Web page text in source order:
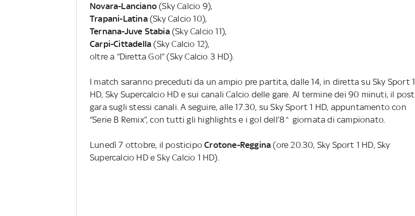
Novara-Lanciano(Sky Calcio 9),
Trapani-Latina(Sky Calcio 10),
Ternana-Juve Stabia(Sky Calcio 11),
Carpi-Cittadella (Sky Calcio 12),
oltre a “Diretta Gol” (Sky Calcio 3 HD).
I match saranno preceduti da un ampio pre partita, dalle 14, in diretta su Sky Sport 1
HD, Sky Supercalcio HD e sui canali Calcio delle gare. Al termine dei 90 minuti, il post
gara sugli stessi canali. A seguire, alle 17.30, su Sky Sport 1 HD, appuntamento con
“Serie B Remix”, con tutti gli highlights e i gol dell’8^ giornata di campionato.
Lunedì 7 ottobre, il posticipoCrotone-Reggina (ore 20.30, Sky Sport 1 HD, Sky
Supercalcio HD e Sky Calcio 1 HD).